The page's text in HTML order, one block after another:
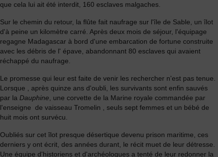
que cela lui ait été interdit, 160 esclaves malgaches.
Sur le chemin du retour, la flûte fait naufrage sur l'île de Sable, un îlot
d'à peine un kilomètre carré. Après deux mois de séjour, l'équipage
regagne Madagascar à bord d'une embarcation de fortune construite
avec les débris de l' épave, abandonnant 80 esclaves qui avaient
réchappé du naufrage.
Le promesse qui leur est faite de venir les rechercher n'est pas tenue.
Lorsque , après quinze ans d'oubli, les survivants sont enfin sauvés
par la Dauphine , une corvette de la Marine royale commandée par
l'enseigne de vaisseau Tromelin , seuls sept femmes et un bébé de
huit mois ont survécu.
Oubliés sur cet îlot presque désertique devenu prison maritime, ces
derniers y ont écrit, des années durant, le récit muet de leur détresse.
Une équipe d'historiens et d'archéologues a tenté de leur redonner la